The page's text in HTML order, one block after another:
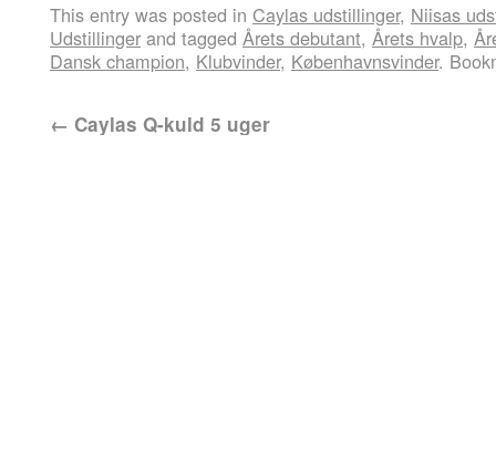
This entry was posted in Caylas udstillinger, Niisas
Udstillingerand tagged Årets debutant, Årets hvalp,
Dansk champion, Klubvinder, Københavnsvinder.
← Caylas Q-kuld 5 uger